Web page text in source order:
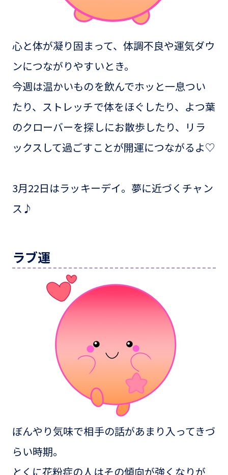
心と体が凝り固まって、体調不良や運気ダウ
ンにつながりやすいとき。
今週は温かいものを飲んでホッと一息つい
たり、ストレッチで体をほぐしたり、よつ葉
のクローバーを探しにお散歩したり、リラ
ックスして過ごすことが開運につながるよ♡
3月22日はラッキーデイ。夢に近づくチャン
ス♪
ラブ運
ぼんやり気味で相手の話があまり入ってきづ
らい時期。
とくに花粉症の人はその傾向が強くなりが